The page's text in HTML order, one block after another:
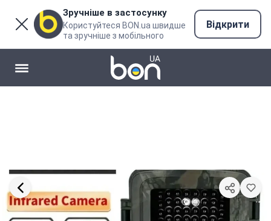
Зручніше в застосунку
Користуйтеся BON.ua швидше
та зручніше з мобільного
Відкрити